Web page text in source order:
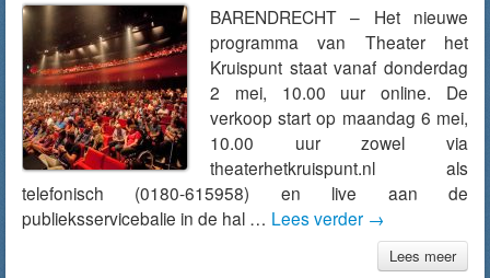
BARENDRECHT – Het nieuwe
programma van Theater het
Kruispunt staat vanaf donderdag
2 mei, 10.00 uur online. De
verkoop start op maandag 6 mei,
10.00 uur zowel via
theaterhetkruispunt.nl als
telefonisch (0180-615958) en live aan de
publieksservicebalie in de hal … Lees verder →
Lees meer